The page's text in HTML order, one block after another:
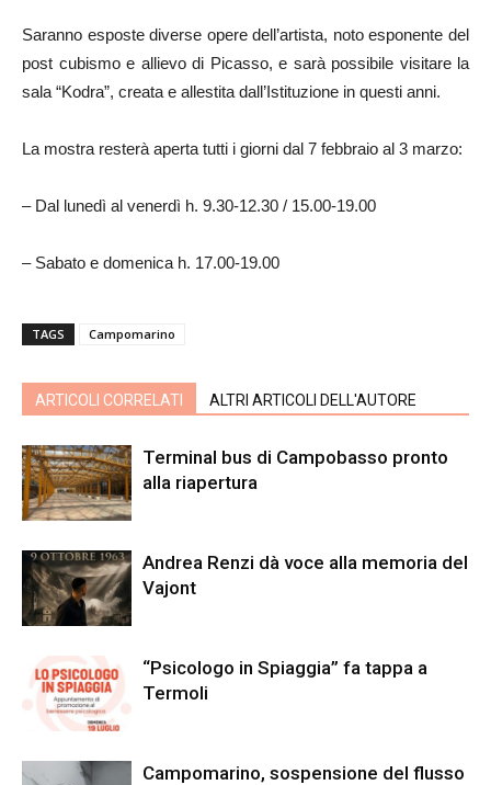
Saranno esposte diverse opere dell’artista, noto esponente del
post cubismo e allievo di Picasso, e sarà possibile visitare la
sala “Kodra”, creata e allestita dall’Istituzione in questi anni.
La mostra resterà aperta tutti i giorni dal 7 febbraio al 3 marzo:
– Dal lunedì al venerdì h. 9.30-12.30 / 15.00-19.00
– Sabato e domenica h. 17.00-19.00
TAGS Campomarino
ARTICOLI CORRELATI ALTRI ARTICOLI DELL'AUTORE
Terminal bus di Campobasso pronto
alla riapertura
Andrea Renzi dà voce alla memoria del
Vajont
“Psicologo in Spiaggia” fa tappa a
Termoli
Campomarino, sospensione del flusso